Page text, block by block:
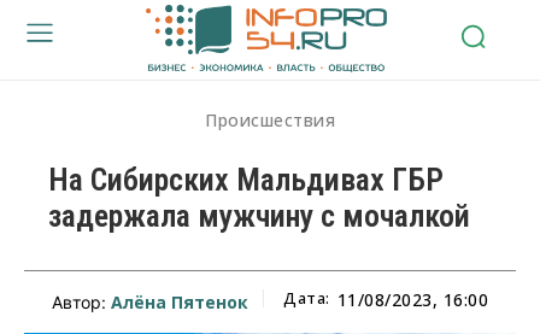
Происшествия
На Сибирских Мальдивах ГБР
задержала мужчину с мочалкой
Автор: Алёна Пятенок Дата: 11/08/2023, 16:00